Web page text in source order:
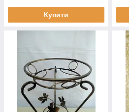
Купити